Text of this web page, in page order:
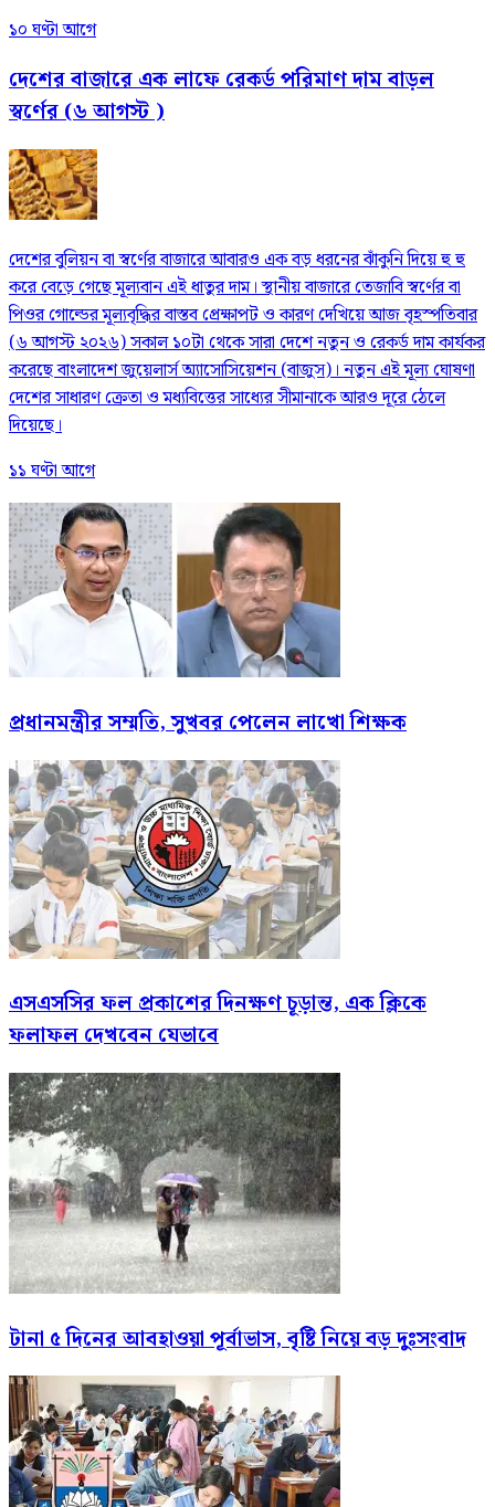
১০ ঘণ্টা আগে
দেশের বাজারে এক লাফে রেকর্ড পরিমাণ দাম বাড়ল
স্বর্ণের (৬ আগস্ট )
দেশের বুলিয়ন বা স্বর্ণের বাজারে আবারও এক বড় ধরনের ঝাঁকুনি দিয়ে হু হু
করে বেড়ে গেছে মূল্যবান এই ধাতুর দাম। স্থানীয় বাজারে তেজাবি স্বর্ণের বা
পিওর গোল্ডের মূল্যবৃদ্ধির বাস্তব প্রেক্ষাপট ও কারণ দেখিয়ে আজ বৃহস্পতিবার
(৬ আগস্ট ২০২৬) সকাল ১০টা থেকে সারা দেশে নতুন ও রেকর্ড দাম কার্যকর
করেছে বাংলাদেশ জুয়েলার্স অ্যাসোসিয়েশন (বাজুস)। নতুন এই মূল্য ঘোষণা
দেশের সাধারণ ক্রেতা ও মধ্যবিত্তের সাধ্যের সীমানাকে আরও দূরে ঠেলে
দিয়েছে।
১১ ঘণ্টা আগে
প্রধানমন্ত্রীর সম্মতি, সুখবর পেলেন লাখো শিক্ষক
এসএসসির ফল প্রকাশের দিনক্ষণ চূড়ান্ত, এক ক্লিকে
ফলাফল দেখবেন যেভাবে
টানা ৫ দিনের আবহাওয়া পূর্বাভাস, বৃষ্টি নিয়ে বড় দুঃসংবাদ